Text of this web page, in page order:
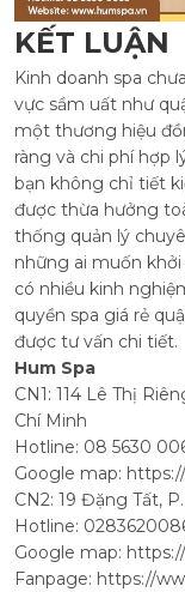
KẾT LUẬN
Kinh doanh spa
vực sầm uất như
một thương hiệu
ràng và chi phí hợp
bạn không chỉ tiết
được thừa hưởng
thống quản lý
những ai muốn
có nhiều kinh
quyền spa giá rẻ
được tư vấn chi tiết.
Hum Spa
CN1: 114 Lê Thị
Chí Minh
Hotline: 08 5630
Google map:
CN2: 19 Đặng Tất,
Hotline:
Google map:
Fanpage: https://